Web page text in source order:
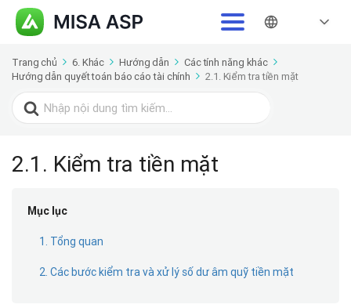
Trang chủ 6. Khác Hướng dẫn
Các tính năng khác
Hướng dẫn quyết toán báo cáo tài chính
2.1. Kiểm tra tiền mặt
Search
for:
2.1. Kiểm tra tiền mặt
Mục lục
1. Tổng quan
2. Các bước kiểm tra và xử lý số dư âm quỹ tiền mặt